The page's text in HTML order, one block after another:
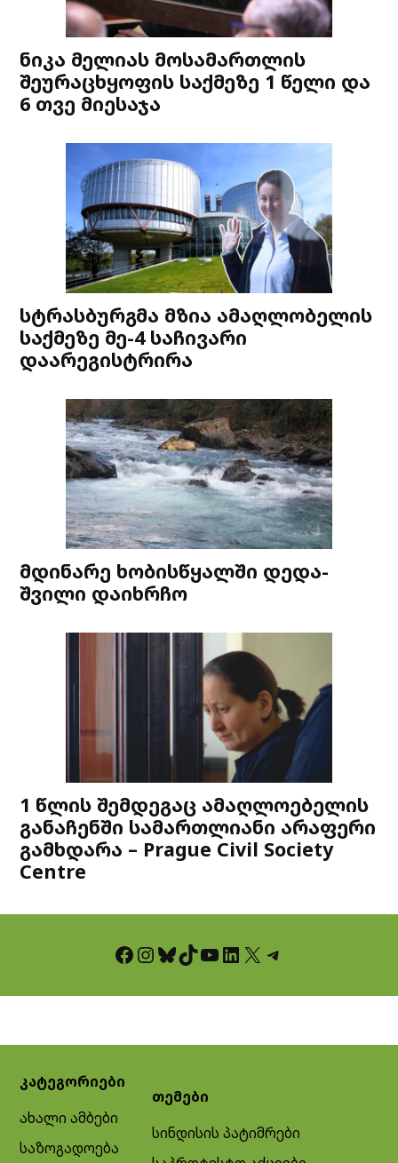
ნიკა მელიას მოსამართლის
შეურაცხყოფის საქმეზე 1 წელი და
6 თვე მიესაჯა
სტრასბურგმა მზია ამაღლობელის
საქმეზე მე-4 საჩივარი
დაარეგისტრირა
მდინარე ხობისწყალში დედა-
შვილი დაიხრჩო
1 წლის შემდეგაც ამაღლოებელის
განაჩენში სამართლიანი არაფერი
გამხდარა – Prague Civil Society
Centre
Facebook InstagramBluesky TikTok YouTube LinkedIn X Telegram
კატეგორიები
ახალი ამბები
საზოგადოება
თემები
სინდისის პატიმრები